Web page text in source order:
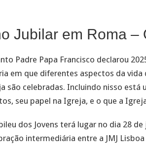
Jubilar em Roma –
Padre Papa Francisco declarou
em que diferentes aspectos da
são celebradas. Incluindo nisso está
seu papel na Igreja, e o que a
dos Jovens terá lugar no dia 28
intermediária entre a JMJ Lisboa